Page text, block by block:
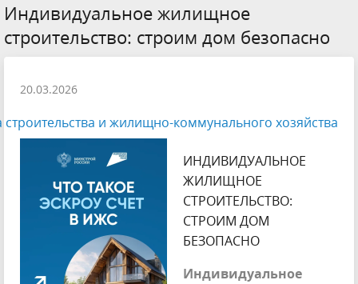
Индивидуальное жилищное
строительство: строим дом безопасно
20.03.2026
и жилищно-коммунального хозяйства
ИНДИВИДУАЛЬНОЕ
ЖИЛИЩНОЕ
СТРОИТЕЛЬСТВО:
СТРОИМ ДОМ
БЕЗОПАСНО
Индивидуальное